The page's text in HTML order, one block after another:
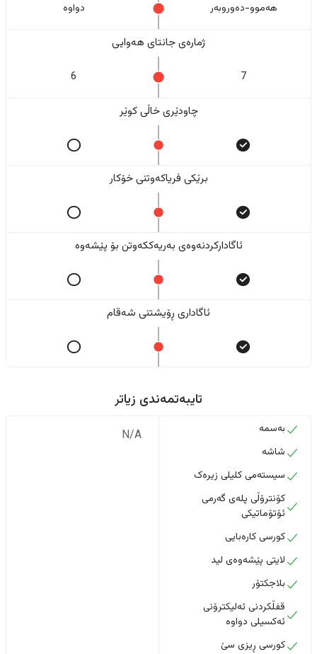
هەموو-دەوروبەر دواوە
ژمارەی جانتای هەوایی
7
6
چاودێری خاڵی کوێر
برێکی فریاکەوتنی خۆکار
ئاگادارکردنەوەی بەریەککەوتن بۆ پێشەوە
ئاگاداری ڕۆیشتنی شەقام
تایبەتمەندی زیاتر
بەسمە
شاشە
سیستەمی کلیلی زیرەک
کۆنترۆڵی پلەی گەرمی
ئۆتۆماتیکی
کورسی کارەبایی
لایتی پێشەوەی لید
بلاجکتۆر
قفڵکردنی ئەلیکترۆنی
ئەکسیلی دواوە
کورسی ڕیزی سێ
N/A